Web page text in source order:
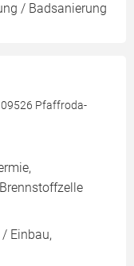
/ Badsanierung
09526 Pfaffroda-
Einbau,